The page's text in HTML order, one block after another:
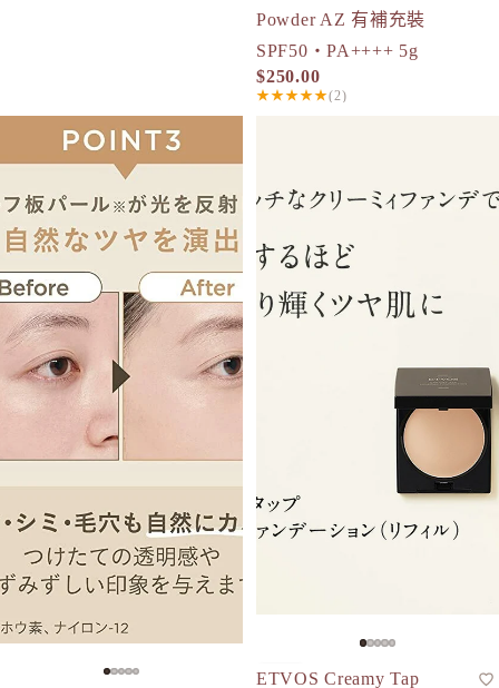
Powder AZ 有補充裝
SPF50・PA++++ 5g
$250.00
★★★★★(2)
ETVOS 礦物氣墊粉餅 SPF32 PA+++ 四色可選
粉底霜
人氣
ETVOS Creamy Tap